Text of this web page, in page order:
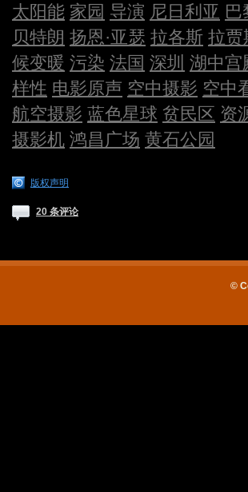
太阳能 家园 导演 尼日利亚 巴
贝特朗 扬恩·亚瑟 拉各斯 拉贾
候变暖 污染 法国 深圳 湖中宫
样性 电影原声 空中摄影 空中
航空摄影 蓝色星球 贫民区 资
摄影机 鸿昌广场 黄石公园
版权声明
20 条评论
©